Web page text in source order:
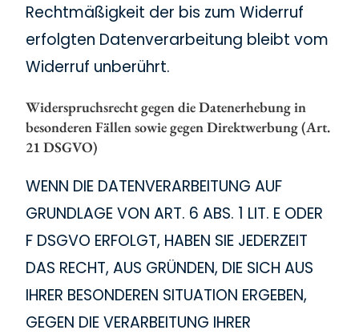
Rechtmäßigkeit der bis zum Widerruf
erfolgten Datenverarbeitung bleibt vom
Widerruf unberührt.
Widerspruchsrecht gegen die Datenerhebung in
besonderen Fällen sowie gegen Direktwerbung (Art.
21 DSGVO)
WENN DIE DATENVERARBEITUNG AUF
GRUNDLAGE VON ART. 6 ABS. 1 LIT. E ODER
F DSGVO ERFOLGT, HABEN SIE JEDERZEIT
DAS RECHT, AUS GRÜNDEN, DIE SICH AUS
IHRER BESONDEREN SITUATION ERGEBEN,
GEGEN DIE VERARBEITUNG IHRER